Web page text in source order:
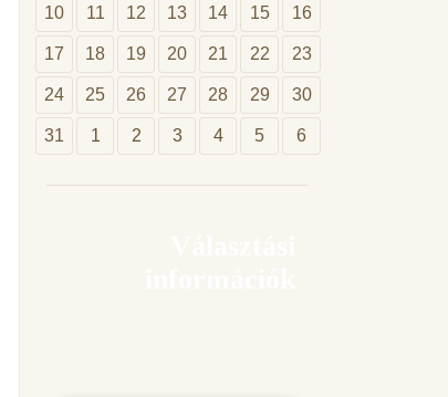
10 11 12 13 14 15 16
17 18 19 20 21 22 23
24 25 26 27 28 29 30
31 1 2 3 4 5 6